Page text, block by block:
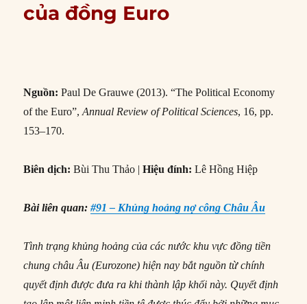
của đồng Euro
Nguồn: Paul De Grauwe (2013). “The Political Economy
of the Euro”,Annual Review of Political Sciences, 16, pp.
153–170.
Biên dịch: Bùi Thu Thảo |Hiệu đính: Lê Hồng Hiệp
Bài liên quan:#91 – Khủng hoảng nợ công Châu Âu
Tình trạng khủng hoảng của các nước khu vực đồng tiền
chung châu Âu (Eurozone) hiện nay bắt nguồn từ chính
quyết định được đưa ra khi thành lập khối này. Quyết định